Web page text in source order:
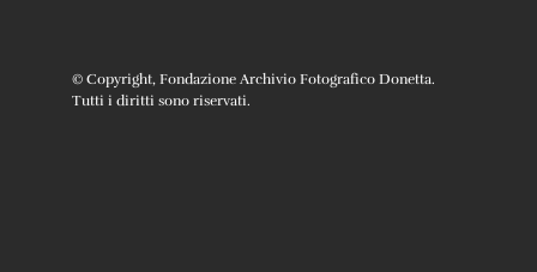
© Copyright, Fondazione Archivio Fotografico Donetta.
Tutti i diritti sono riservati.